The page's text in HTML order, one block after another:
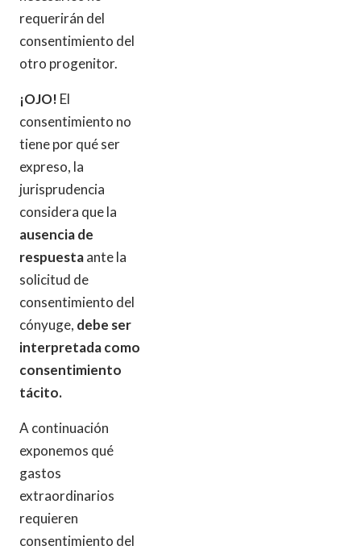
requerirán del
consentimiento del
otro progenitor.
¡OJO! El
consentimiento no
tiene por qué ser
expreso, la
jurisprudencia
considera que la
ausencia de
respuestaante la
solicitud de
consentimiento del
cónyuge, debe ser
interpretada como
consentimiento
tácito.
A continuación
exponemos qué
gastos
extraordinarios
requieren
consentimiento del